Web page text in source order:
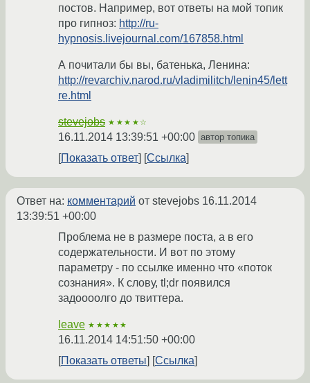
постов. Например, вот ответы на мой топик
про гипноз: http://ru-
hypnosis.livejournal.com/167858.html
А почитали бы вы, батенька, Ленина:
http://revarchiv.narod.ru/vladimilitch/lenin45/lett
re.html
stevejobs ★★★★☆
16.11.2014 13:39:51 +00:00 автор топика
Показать ответ Ссылка
Ответ на: комментарий от stevejobs 16.11.2014
13:39:51 +00:00
Проблема не в размере поста, а в его
содержательности. И вот по этому
параметру - по ссылке именно что «поток
сознания». К слову, tl;dr появился
задоооолго до твиттера.
leave ★★★★★
16.11.2014 14:51:50 +00:00
Показать ответы
Ссылка